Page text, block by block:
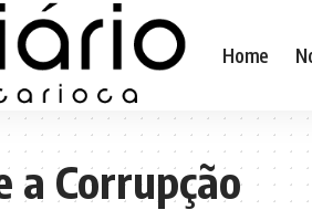
Home
a Corrupção